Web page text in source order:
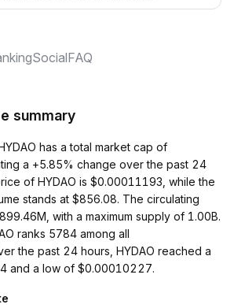
SocialFAQ
summary
has a total market cap of
a +5.85% change over the past 24
of HYDAO is $0.00011193, while the
stands at $856.08. The circulating
with a maximum supply of 1.00B.
ranks 5784 among all
the past 24 hours, HYDAO reached a
and a low of $0.00010227.